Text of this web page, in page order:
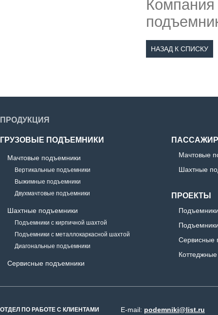
Компания
НАЗАД К СПИСКУ
ПРОДУКЦИЯ
ГРУЗОВЫЕ ПОДЪЕМНИКИ
Мачтовые подъемники
Вертикальные подъемники
Выжимные подъемники
Двухмачтовые подъемники
Шахтные подъемники
Подъемники с кирпичной шахтой
Подъемники с металлокаркасной шахтой
Диагональные подъемники
Сервисные подъемники
Мачтовые
Шахтные
ПРОЕКТЫ
Сервисные
ОТДЕЛ ПО РАБОТЕ С КЛИЕНТАМИ E-mail: podemniki@list.ru